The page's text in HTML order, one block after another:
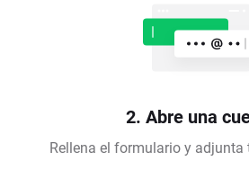
2. Abre una
Rellena el formulario y